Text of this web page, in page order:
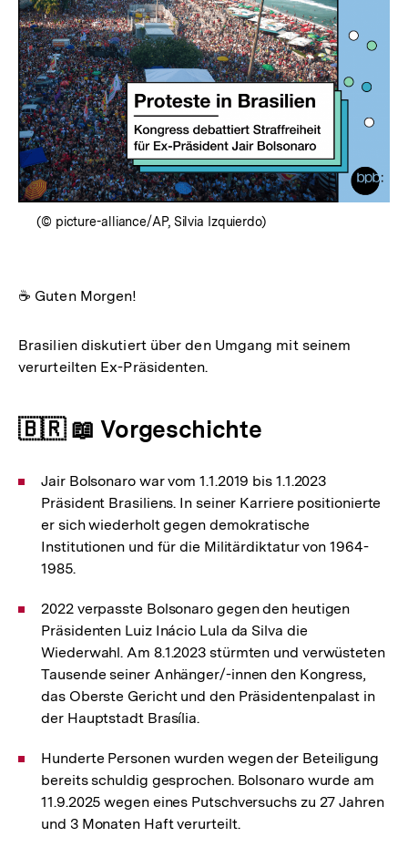
(© picture-alliance/AP, Silvia Izquierdo)
☕ Guten Morgen!
Brasilien diskutiert über den Umgang mit seinem
verurteilten Ex-Präsidenten.
🇧🇷 📖 Vorgeschichte
Jair Bolsonaro war vom 1.1.2019 bis 1.1.2023
Präsident Brasiliens. In seiner Karriere positionierte
er sich wiederholt gegen demokratische
Institutionen und für die Militärdiktatur von 1964-
1985.
2022 verpasste Bolsonaro gegen den heutigen
Präsidenten Luiz Inácio Lula da Silva die
Wiederwahl. Am 8.1.2023 stürmten und verwüsteten
Tausende seiner Anhänger/-innen den Kongress,
das Oberste Gericht und den Präsidentenpalast in
der Hauptstadt Brasília.
Hunderte Personen wurden wegen der Beteiligung
bereits schuldig gesprochen. Bolsonaro wurde am
11.9.2025 wegen eines Putschversuchs zu 27 Jahren
und 3 Monaten Haft verurteilt.